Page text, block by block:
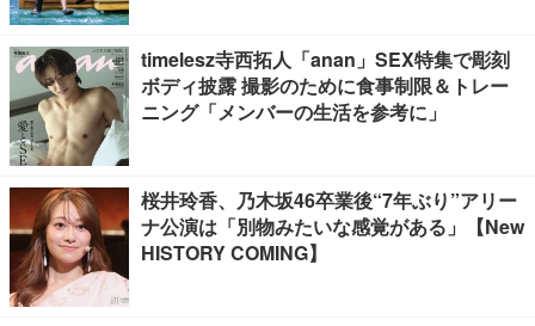
timelesz寺西拓人「anan」SEX特集で彫刻
ボディ披露 撮影のために食事制限＆トレー
ニング「メンバーの生活を参考に」
桜井玲香、乃木坂46卒業後“7年ぶり”アリー
ナ公演は「別物みたいな感覚がある」【New
HISTORY COMING】